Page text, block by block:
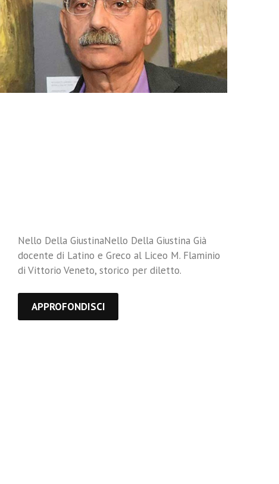
Nello Della GiustinaNello Della Giustina Già
docente di Latino e Greco al Liceo M. Flaminio
di Vittorio Veneto, storico per diletto.
APPROFONDISCI